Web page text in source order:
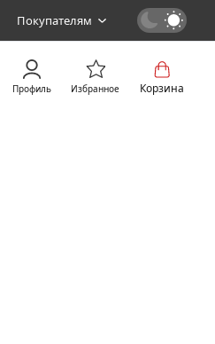
Покупателям
Профиль Избранное Корзина